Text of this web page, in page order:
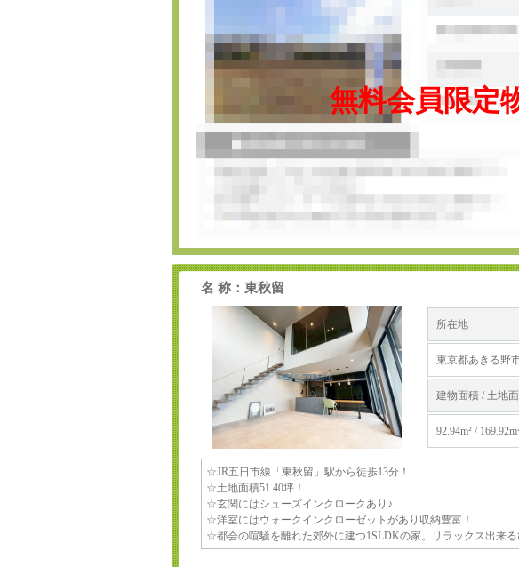
無料会員限定
名 称：東秋留
所在地
東京都あきる野
建物面積 / 土地
92.94m² /
☆JR五日市線「東秋留」駅から徒歩13分！
☆土地面積51.40坪！
☆玄関にはシューズインクロークあり♪
☆洋室にはウォークインクローゼットがあり収納豊富！
☆都会の喧騒を離れた郊外に建つ1SLDKの家。リラックス出来る